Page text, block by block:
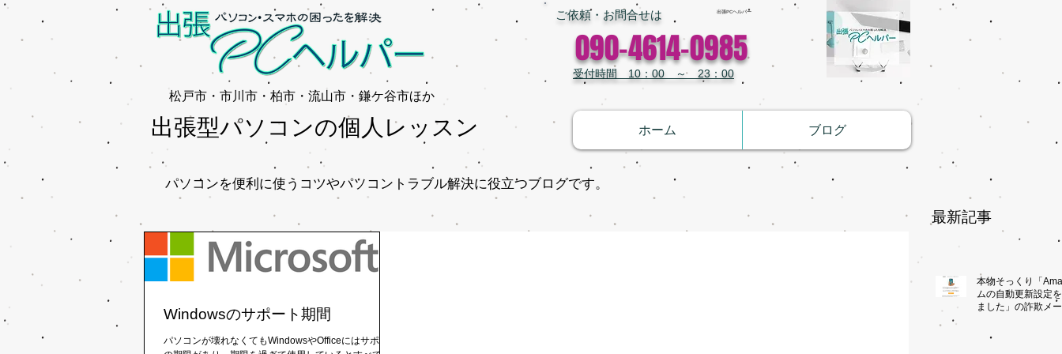
松戸市・市川市・柏市・流山市・鎌ケ谷市ほか​
出張型パソコンの個人レッスン
​ご依頼・お問合せは 出張PCヘルパー
受付時間 10：00 ～ 23：00
090-4614-0985
ホーム ブログ
パソコンを便利に使うコツやパソコントラブル解決に役立つブログです。
最新記事
Windowsのサポート期間
パソコンが壊れなくてもWindowsやOfficeにはサポート
本物そっくり「
ムの自動更新設定
ました」の詐欺メ